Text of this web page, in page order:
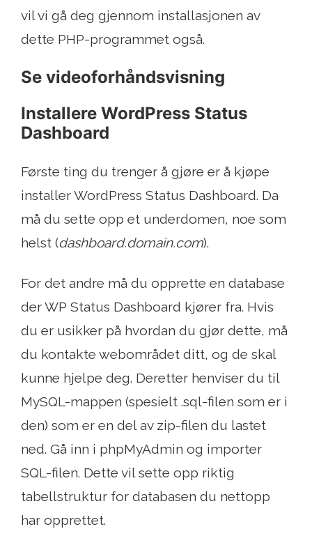
vil vi gå deg gjennom installasjonen av
dette PHP-programmet også.
Se videoforhåndsvisning
Installere WordPress Status
Dashboard
Første ting du trenger å gjøre er å kjøpe
installer WordPress Status Dashboard. Da
må du sette opp et underdomen, noe som
helst (dashboard.domain.com).
For det andre må du opprette en database
der WP Status Dashboard kjører fra. Hvis
du er usikker på hvordan du gjør dette, må
du kontakte webområdet ditt, og de skal
kunne hjelpe deg. Deretter henviser du til
MySQL-mappen (spesielt .sql-filen som er i
den) som er en del av zip-filen du lastet
ned. Gå inn i phpMyAdmin og importer
SQL-filen. Dette vil sette opp riktig
tabellstruktur for databasen du nettopp
har opprettet.